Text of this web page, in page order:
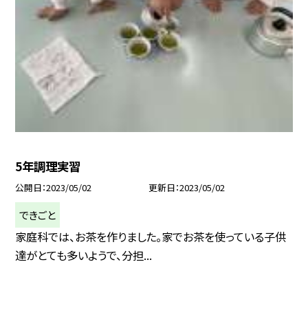
5年調理実習
公開日 2023/05/02 更新日 2023/05/02
できごと
家庭科では、お茶を作りました。家でお茶を使っている子供
達がとても多いようで、分担...